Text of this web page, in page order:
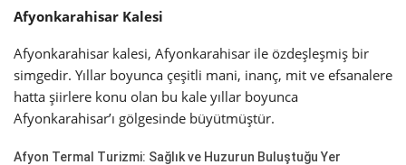
Afyonkarahisar Kalesi
Afyonkarahisar kalesi, Afyonkarahisar ile özdeşleşmiş bir
simgedir. Yıllar boyunca çeşitli mani, inanç, mit ve efsanalere
hatta şiirlere konu olan bu kale yıllar boyunca
Afyonkarahisar’ı gölgesinde büyütmüştür.
Afyon Termal Turizmi: Sağlık ve Huzurun Buluştuğu Yer